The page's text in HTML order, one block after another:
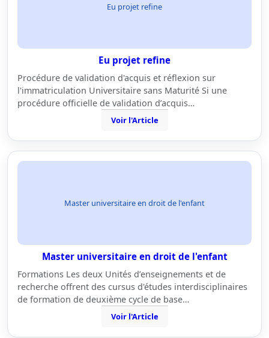
Eu projet refine
Eu projet refine
Procédure de validation d'acquis et réflexion sur
l'immatriculation Universitaire sans Maturité Si une
procédure officielle de validation d’acquis…
Voir l'Article
Master universitaire en droit de l'enfant
Master universitaire en droit de l'enfant
Formations Les deux Unités d’enseignements et de
recherche offrent des cursus d'études interdisciplinaires
de formation de deuxième cycle de base…
Voir l'Article